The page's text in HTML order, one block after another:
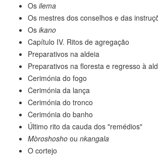
Os ilema
Os mestres dos conselhos e das
Os ikano
Capítulo IV. Ritos de agregação
Preparativos na aldeia
Preparativos na floresta e regresso à
Cerimónia do fogo
Cerimónia da lança
Cerimónia do tronco
Cerimónia do banho
Último rito da cauda dos "remédios"
Mòroshosho ou nkangala
O cortejo